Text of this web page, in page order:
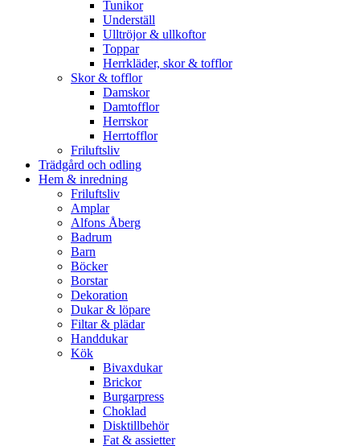
Tunikor
Underställ
Ulltröjor & ullkoftor
Toppar
Herrkläder, skor & tofflor
Skor & tofflor
Damskor
Damtofflor
Herrskor
Herrtofflor
Friluftsliv
Trädgård och odling
Hem & inredning
Friluftsliv
Amplar
Alfons Åberg
Badrum
Barn
Böcker
Borstar
Dekoration
Dukar & löpare
Filtar & plädar
Handdukar
Kök
Bivaxdukar
Brickor
Burgarpress
Choklad
Disktillbehör
Fat & assietter